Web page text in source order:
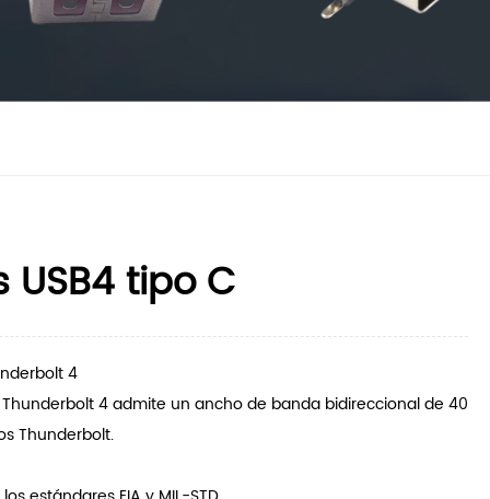
tipo C
4
4 admite un ancho de banda bidireccional de 40
Thunderbolt.